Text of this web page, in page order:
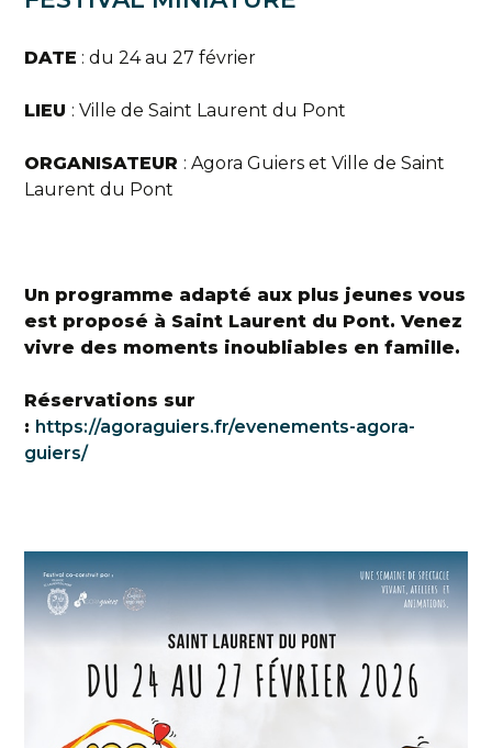
DATE : du 24 au 27 février
LIEU : Ville de Saint Laurent du Pont
ORGANISATEUR : Agora Guiers et Ville de Saint
Laurent du Pont
Un programme adapté aux plus jeunes vous
est proposé à Saint Laurent du Pont. Venez
vivre des moments inoubliables en famille.
Réservations sur
: https://agoraguiers.fr/evenements-agora-
guiers/